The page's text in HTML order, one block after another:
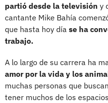
partió desde la televisión y
cantante Mike Bahía
que hasta hoy día se ha
trabajo.
A lo largo de su carrera ha
amor por la vida y los
muchas personas que
tener muchos de los